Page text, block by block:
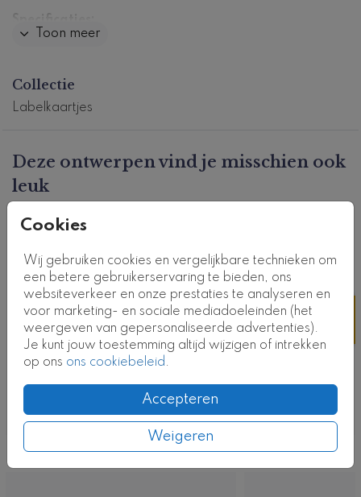
Cookies
Wij gebruiken cookies en vergelijkbare technieken om
een betere gebruikerservaring te bieden, ons
websiteverkeer en onze prestaties te analyseren en
voor marketing- en sociale mediadoeleinden (het
weergeven van gepersonaliseerde advertenties).
Je kunt jouw toestemming altijd wijzigen of intrekken
op ons ons cookiebeleid.
Accepteren
Weigeren
- 16 labels per vel
Dit product maakt deel uit van
Toon meer
Collectie
Labelkaartjes
Deze ontwerpen vind je misschien ook
leuk
Nog meer in deze stijl